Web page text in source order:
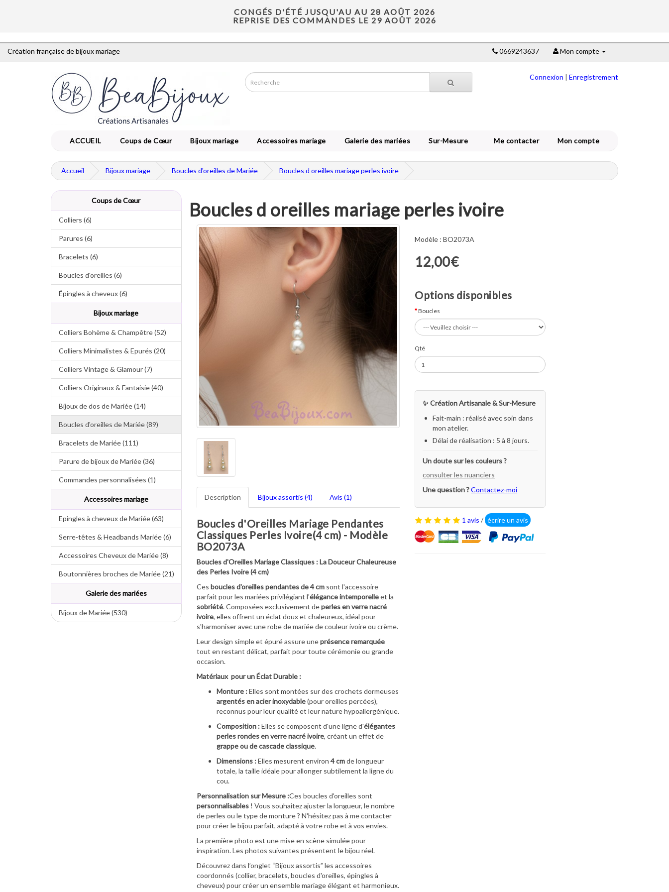
CONGÉS D'ÉTÉ JUSQU'AU AU 28 AOÛT 2026
REPRISE DES COMMANDES LE 29 AOÛT 2026
Création française de bijoux mariage 0669243637 Mon compte
Connexion | Enregistrement
ACCUEIL Coups de Cœur Bijoux mariage Accessoires mariage Galerie des mariées Sur-Mesure Me contacter Mon compte
Accueil Bijoux mariage Boucles d'oreilles de Mariée Boucles d oreilles mariage perles ivoire
Coups de Cœur
Colliers (6)
Parures (6)
Bracelets (6)
Boucles d'oreilles (6)
Épingles à cheveux (6)
Bijoux mariage
Colliers Bohème & Champêtre (52)
Colliers Minimalistes & Epurés (20)
Colliers Vintage & Glamour (7)
Colliers Originaux & Fantaisie (40)
Bijoux de dos de Mariée (14)
Boucles d'oreilles de Mariée (89)
Bracelets de Mariée (111)
Parure de bijoux de Mariée (36)
Commandes personnalisées (1)
Accessoires mariage
Epingles à cheveux de Mariée (63)
Serre-têtes & Headbands Mariée (6)
Accessoires Cheveux de Mariée (8)
Boutonnières broches de Mariée (21)
Galerie des mariées
Bijoux de Mariée (530)
Boucles d oreilles mariage perles ivoire
Description Bijoux assortis (4) Avis (1)
Boucles d'Oreilles Mariage Pendantes
Classiques Perles Ivoire(4 cm) - Modèle
BO2073A
Boucles d'Oreilles Mariage Classiques : La Douceur Chaleureuse
des Perles Ivoire (4 cm)
Ces boucles d'oreilles pendantes de 4 cmsont l'accessoire
parfait pour les mariées privilégiant l'élégance intemporelleet la
sobriété. Composées exclusivement deperles en verre nacré
ivoire, elles offrent un éclat doux et chaleureux, idéal pour
s'harmoniser avec une robe de mariée de couleur ivoire ou crème.
Leur design simple et épuré assure uneprésence remarquée
tout en restant délicat, parfait pour toute cérémonie ou grande
occasion.
Matériaux pour un Éclat Durable :
Monture :Elles sont montées sur des crochets dormeuses
argentés en acier inoxydable(pour oreilles percées),
reconnus pour leur qualité et leur nature hypoallergénique.
Composition :Elles se composent d'une ligne d'élégantes
perles rondes en verre nacré ivoire, créant un effet de
grappe ou de cascade classique.
Dimensions :Elles mesurent environ 4 cmde longueur
totale, la taille idéale pour allonger subtilement la ligne du
cou.
Personnalisation sur Mesure :Ces boucles d'oreilles sont
personnalisables! Vous souhaitez ajuster la longueur, le nombre
de perles ou le type de monture ? N'hésitez pas à me contacter
pour créer le bijou parfait, adapté à votre robe et à vos envies.
La première photo est une mise en scène simulée pour
inspiration. Les photos suivantes présentent le bijou réel.
Découvrez dans l’onglet “Bijoux assortis” les accessoires
coordonnés (collier, bracelets, boucles d'oreilles, épingles à
cheveux) pour créer un ensemble mariage élégant et harmonieux.
Modèle : BO2073A
12,00€
Options disponibles
Boucles
Qté
✨ Création Artisanale & Sur-Mesure
Fait-main : réalisé avec soin dans
mon atelier.
Délai de réalisation : 5 à 8 jours.
Un doute sur les couleurs ?
consulter les nuanciers
Une question ?Contactez-moi
1 avis / écrire un avis